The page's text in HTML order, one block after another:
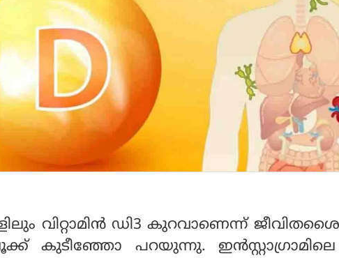
വിറ്റാമിന്‍ ഡി3 കുറവാണെന്ന്
കുടീഞ്ഞോ പറയുന്നു.